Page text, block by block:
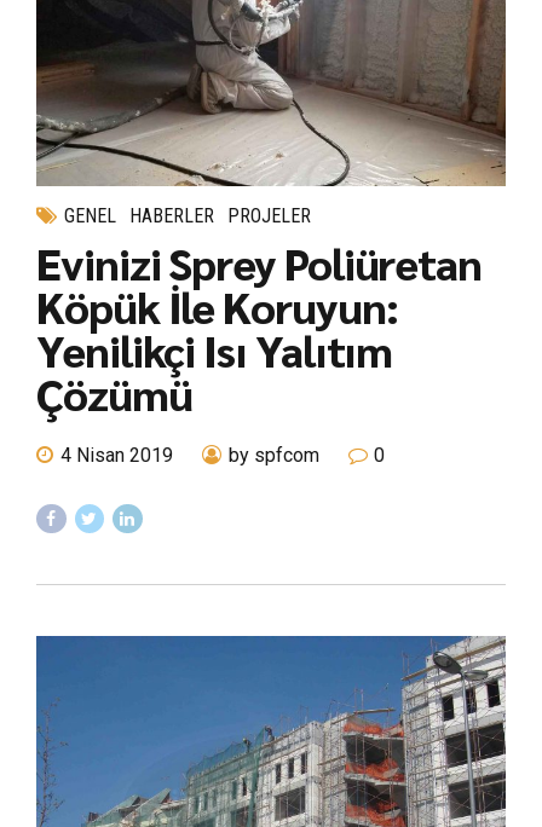
GENEL HABERLER PROJELER
Evinizi Sprey Poliüretan
Köpük İle Koruyun:
Yenilikçi Isı Yalıtım
Çözümü
4 Nisan 2019 by spfcom 0